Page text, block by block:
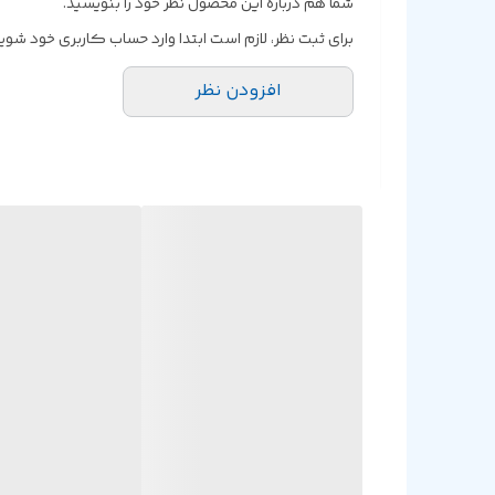
برای ثبت نظر، لازم است ابتدا وارد حساب کاربری خود
افزودن نظر